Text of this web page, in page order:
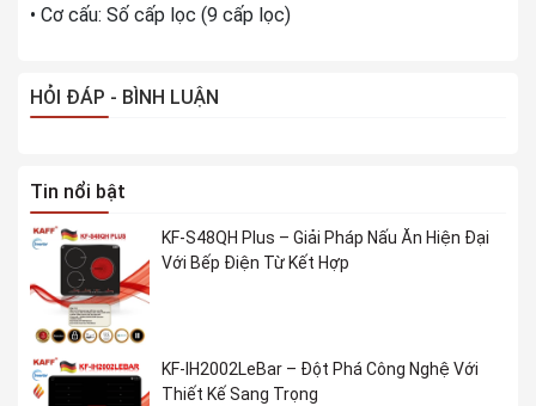
• Cơ cấu: Số cấp lọc (9 cấp lọc)
HỎI ĐÁP - BÌNH LUẬN
Tin nổi bật
KF-S48QH Plus – Giải Pháp Nấu Ăn Hiện Đại
Với Bếp Điện Từ Kết Hợp
KF-IH2002LeBar – Đột Phá Công Nghệ Với
Thiết Kế Sang Trọng